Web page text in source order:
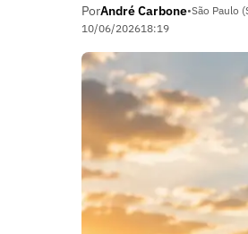
PorAndré Carbone•São Paulo
10/06/202618:19